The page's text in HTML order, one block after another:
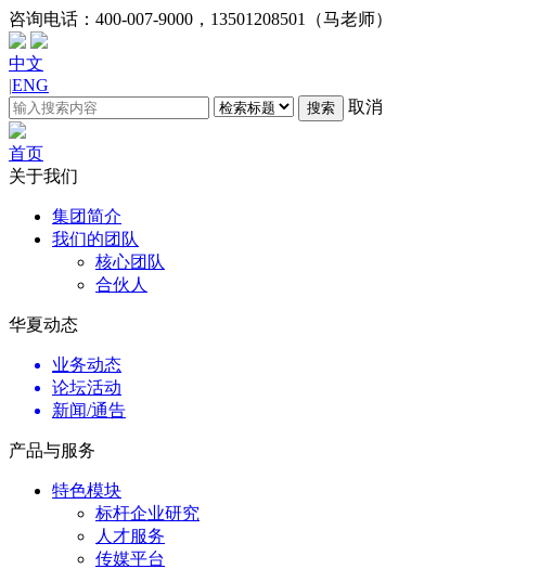
咨询电话： 400-007-9000，13501208501（马老师）
中文
|ENG
搜索 取消
首页
关于我们
集团简介
我们的团队
核心团队
合伙人
华夏动态
业务动态
论坛活动
新闻/通告
产品与服务
特色模块
标杆企业研究
人才服务
传媒平台